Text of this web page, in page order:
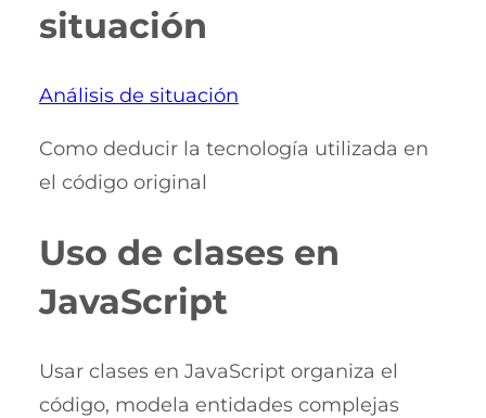
situación
Análisis de situación
Como deducir la tecnología utilizada en
el código original
Uso de clases en
JavaScript
Usar clases en JavaScript organiza el
código, modela entidades complejas